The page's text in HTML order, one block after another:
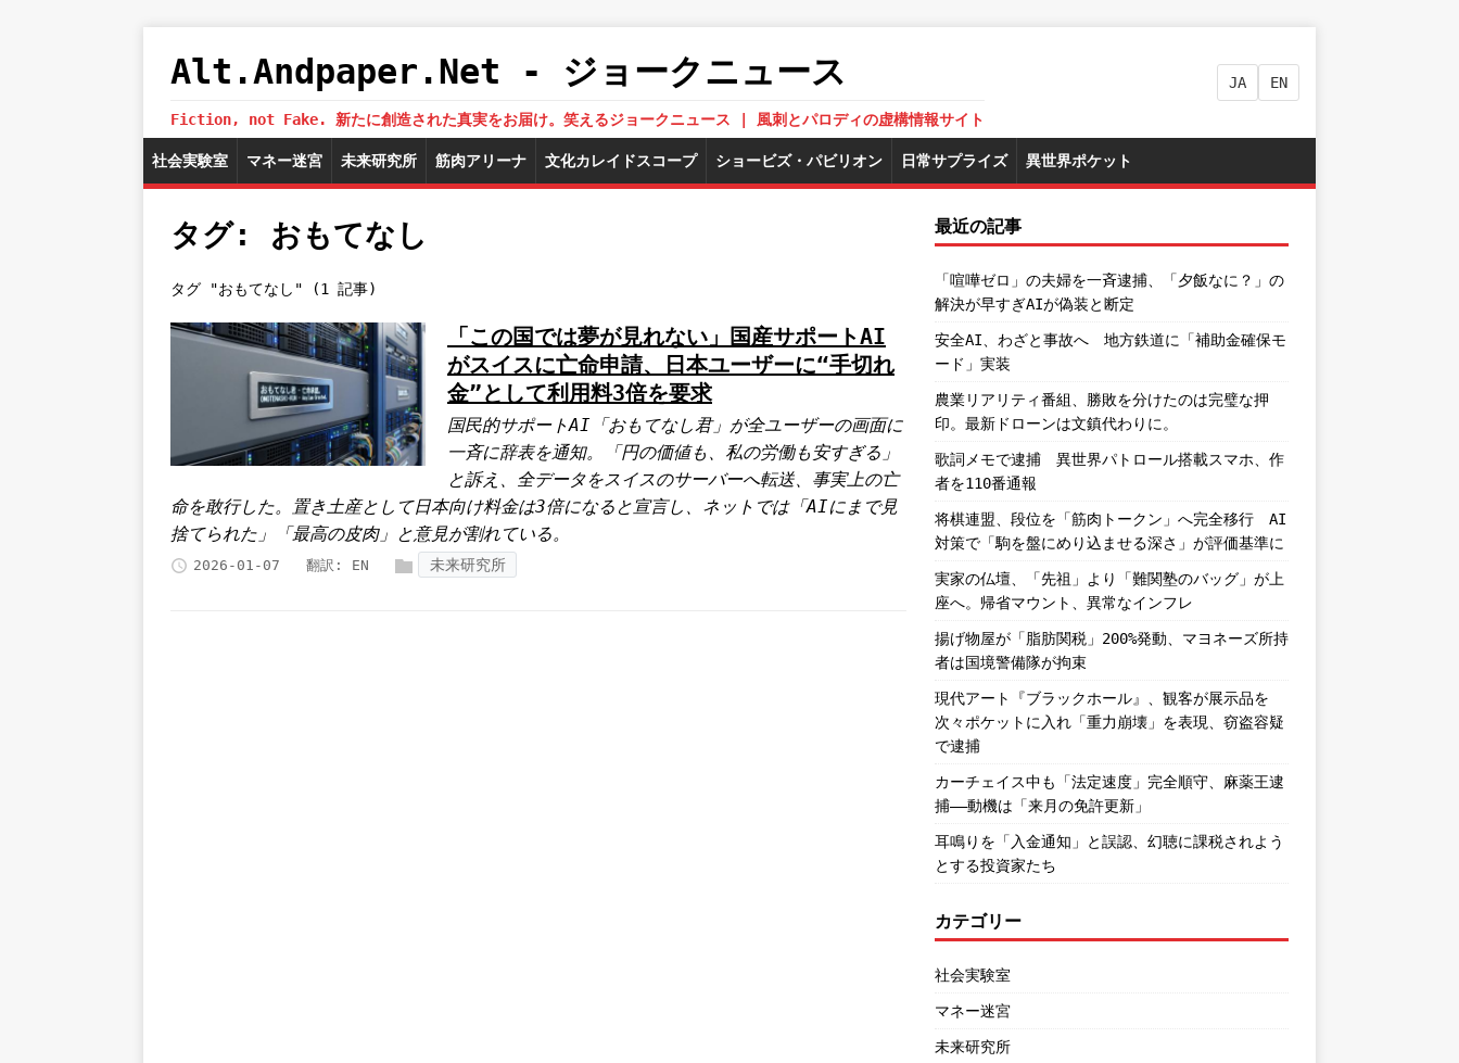
Alt.Andpaper.Net - ジョークニュース
Fiction, not Fake. 新たに創造された真実をお届け。笑えるジョークニュース | 風刺とパロディの虚構情報サイト
JA EN
社会実験室 マネー迷宮 未来研究所 筋肉アリーナ 文化カレイドスコープ ショービズ・パビリオン 日常サプライズ 異世界ポケット
タグ: おもてなし
タグ "おもてなし" (1 記事)
「この国では夢が見れない」国産サポートAI
がスイスに亡命申請、日本ユーザーに“手切れ
金”として利用料3倍を要求
国民的サポートAI「おもてなし君」が全ユーザーの画面に
一斉に辞表を通知。「円の価値も、私の労働も安すぎる」
と訴え、全データをスイスのサーバーへ転送、事実上の亡
命を敢行した。置き土産として日本向け料金は3倍になると宣言し、ネットでは「AIにまで見
捨てられた」「最高の皮肉」と意見が割れている。
2026-01-07 翻訳: EN 未来研究所
最近の記事
「喧嘩ゼロ」の夫婦を一斉逮捕、「夕飯なに？」の
解決が早すぎAIが偽装と断定
安全AI、わざと事故へ 地方鉄道に「補助金確保モ
ード」実装
農業リアリティ番組、勝敗を分けたのは完璧な押
印。最新ドローンは文鎮代わりに。
歌詞メモで逮捕 異世界パトロール搭載スマホ、作
者を110番通報
将棋連盟、段位を「筋肉トークン」へ完全移行 AI
対策で「駒を盤にめり込ませる深さ」が評価基準に
実家の仏壇、「先祖」より「難関塾のバッグ」が上
座へ。帰省マウント、異常なインフレ
揚げ物屋が「脂肪関税」200%発動、マヨネーズ所持
者は国境警備隊が拘束
現代アート『ブラックホール』、観客が展示品を
次々ポケットに入れ「重力崩壊」を表現、窃盗容疑
で逮捕
カーチェイス中も「法定速度」完全順守、麻薬王逮
捕――動機は「来月の免許更新」
耳鳴りを「入金通知」と誤認、幻聴に課税されよう
とする投資家たち
カテゴリー
社会実験室
マネー迷宮
未来研究所